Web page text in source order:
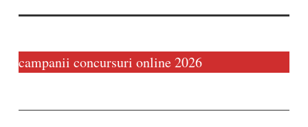
campanii concursuri online 2026